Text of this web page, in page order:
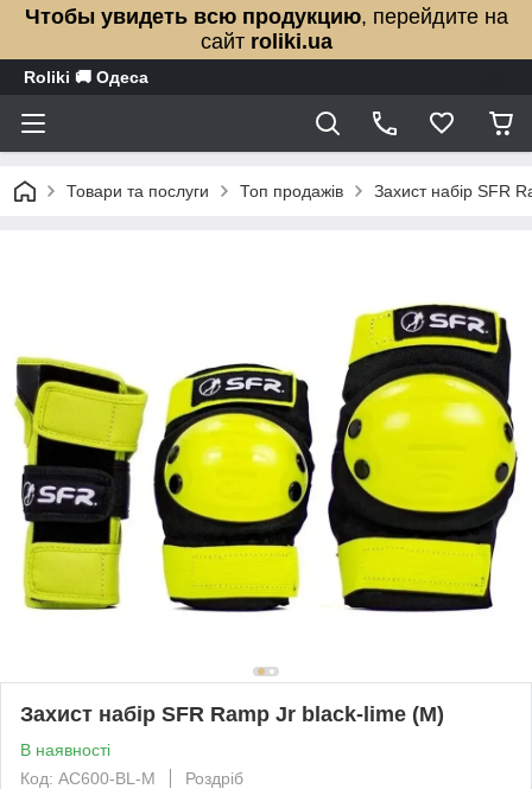
Чтобы увидеть всю продукцию, перейдите на
сайт roliki.ua
Roliki 🚚 Одеса
Товари та послуги Топ продажів Захист набір SFR
Захист набір SFR Ramp Jr black-lime (M)
В наявності
Код: AC600-BL-M
Роздріб